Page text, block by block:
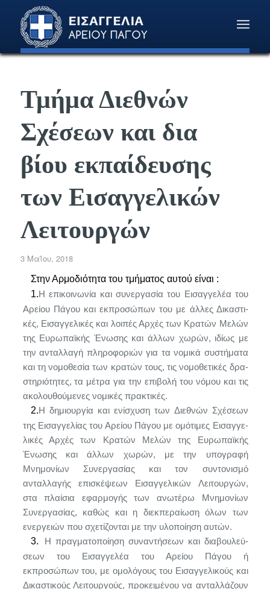
Τμήμα Διεθνών
Σχέσεων και δια
βίου εκπαίδευσης
των Εισαγγελικών
Λειτουργών
3 Μαΐου, 2018
Στην Αρμοδιότητα του τμήματος αυτού είναι :
1.Η επικοινωνία και συνεργασία του Εισαγγελέα του
Αρείου Πάγου και εκπροσώπων του με άλλες Δικαστι­
κές, Εισαγγελικές και λοιπές Αρχές των Κρατών Μελών
της Ευρωπαϊκής Ένωσης και άλλων χωρών, ιδίως με
την ανταλλαγή πληροφοριών για τα νομικά συστήματα
και τη νομοθεσία των κρατών τους, τις νομοθετικές δρα­
στηριότητες, τα μέτρα για την επιβολή του νόμου και τις
ακολουθούμενες νομικές πρακτικές.
2.Η δημιουργία και ενίσχυση των Διεθνών Σχέσεων
της Εισαγγελίας του Αρείου Πάγου με ομότιμες Εισαγγε­
λικές Αρχές των Κρατών Μελών της Ευρωπαϊκής
Ένωσης και άλλων χωρών, με την υπογραφή
Μνημονίων Συνερ­γασίας και τον συντονισμό
ανταλλαγής επισκέψεων Ει­σαγγελικών Λειτουργών,
στα πλαίσια εφαρμογής των ανωτέρω Μνημονίων
Συνεργασίας, καθώς και η διεκ­περαίωση όλων των
ενεργειών που σχετίζονται με την υλοποίηση αυτών.
3.
Η πραγματοποίηση συναντήσεων και διαβουλεύ­
σεων του Εισαγγελέα του Αρείου Πάγου ή
εκπροσώπων του, με ομολόγους του Εισαγγελικούς και
Δικαστικούς Λειτουργούς, προκειμένου να ανταλλάζουν